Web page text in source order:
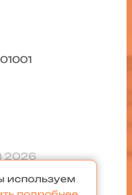
2026
используем